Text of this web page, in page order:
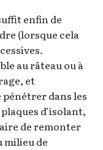
enfin de
(lorsque cela
au râteau ou à
et
dans les
d’isolant,
de remonter
milieu de